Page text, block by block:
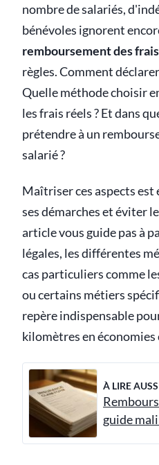
nombre de salariés,
bénévoles ignorent
remboursement des
règles. Comment
Quelle méthode choisir
les frais réels ? Et dans
prétendre à un
salarié ?
Maîtriser ces aspects
ses démarches et éviter
article vous guide pas à
légales, les différentes
cas particuliers comme
ou certains métiers
repère indispensable
kilomètres en économies
À LIRE
guide